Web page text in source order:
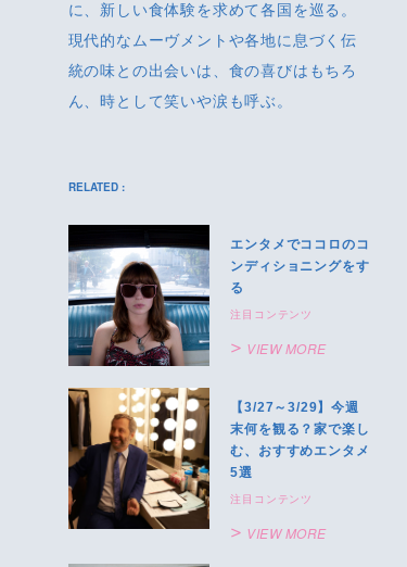
に、新しい食体験を求めて各国を巡る。
現代的なムーヴメントや各地に息づく伝
統の味との出会いは、食の喜びはもちろ
ん、時として笑いや涙も呼ぶ。
RELATED :
エンタメでココロのコ
ンディショニングをす
る
注目コンテンツ
VIEW MORE
【3/27～3/29】今週
末何を観る？家で楽し
む、おすすめエンタメ
5選
注目コンテンツ
VIEW MORE